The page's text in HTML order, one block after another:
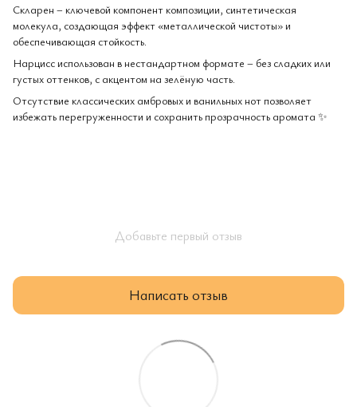
Скларен – ключевой компонент композиции, синтетическая
молекула, создающая эффект «металлической чистоты» и
обеспечивающая стойкость.
Нарцисс использован в нестандартном формате – без сладких или
густых оттенков, с акцентом на зелёную часть.
Отсутствие классических амбровых и ванильных нот позволяет
избежать перегруженности и сохранить прозрачность аромата ✨
Добавьте первый отзыв
Написать отзыв